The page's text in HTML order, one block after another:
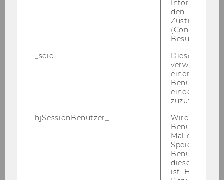
Un­ter­stüt­zung bei der Or­ga­ni­sa­ti­on des In­sti­
tuts­be­trie­bes und von (Lehr-)Ver­an­stal­tun­gen
Home­page­be­treu­ung
Te­le­fon, Be­su­cher/in­nen­emp­fang, Gäs­te­be­treu­
ung, fall­wei­se Be­treu­ung des zen­tra­len Emp­
fangs Mit­ar­beit in Pro­jekt­be­treu­ung und -​
administration All­ge­mei­ne Se­kre­ta­ri­ats­ar­bei­ten
im Rah­men des Of­fice Fi­nan­ce
Er­for­der­li­che Kennt­nis­se und Qua­li­fi­ka­tio­nen:
Gute Eng­lisch­kennt­nis­se in Wort und Schrift
Sehr gute IT-​Anwender/in­nen­kennt­nis­se: MS
den
(Consent)
Besuchers.
_scid
Dieses
verwendet,
einem/einer
Benutzer*in
eindeutige ID
zuzuweisen
hjSessionBenutzer_
Wird gesetzt,
Benutzer
Mal eine
Speichert die
Benutzer-ID,
diese Seite
ist. Hotjar